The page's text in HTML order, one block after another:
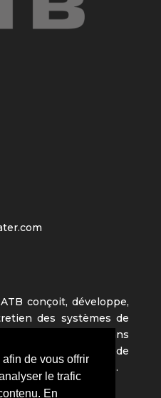
de vous offrir
le trafic
En
conçoit, développe,
des systèmes de
eaux usées partout dans
est à l’origine de
pays Francophones.